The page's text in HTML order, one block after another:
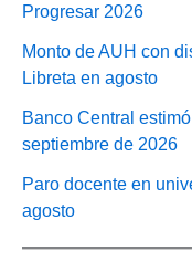
Progresar 2026
Monto de AUH con
Libreta en agosto
Banco Central
septiembre de 2026
Paro docente en
agosto